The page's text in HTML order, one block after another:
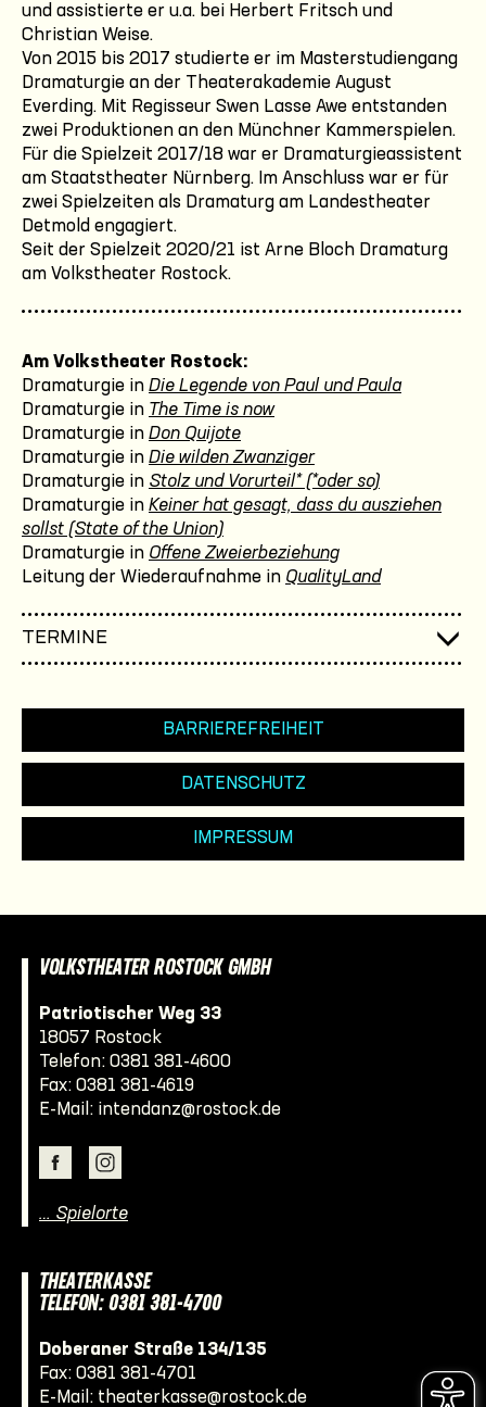
und assistierte er u.a. bei Herbert Fritsch und
Christian Weise.
Von 2015 bis 2017 studierte er im Masterstudiengang
Dramaturgie an der Theaterakademie August
Everding. Mit Regisseur Swen Lasse Awe entstanden
zwei Produktionen an den Münchner Kammerspielen.
Für die Spielzeit 2017/18 war er Dramaturgieassistent
am Staatstheater Nürnberg. Im Anschluss war er für
zwei Spielzeiten als Dramaturg am Landestheater
Detmold engagiert.
Seit der Spielzeit 2020/21 ist Arne Bloch Dramaturg
am Volkstheater Rostock.
Am Volkstheater Rostock:
Dramaturgie in Die Legende von Paul und Paula
Dramaturgie in The Time is now
Dramaturgie in Don Quijote
Dramaturgie in Die wilden Zwanziger
Dramaturgie in Stolz und Vorurteil* (*oder so)
Dramaturgie in Keiner hat gesagt, dass du ausziehen
sollst (State of the Union)
Dramaturgie in Offene Zweierbeziehung
Leitung der Wiederaufnahme in QualityLand
TERMINE
BARRIEREFREIHEIT
DATENSCHUTZ
IMPRESSUM
VOLKSTHEATER ROSTOCK GMBH
Patriotischer Weg 33
18057 Rostock
Telefon: 0381 381-4600
Fax: 0381 381-4619
E-Mail: intendanz@rostock.de
… Spielorte
THEATERKASSE
TELEFON: 0381 381-4700
Doberaner Straße 134/135
Fax: 0381 381-4701
E-Mail: theaterkasse@rostock.de